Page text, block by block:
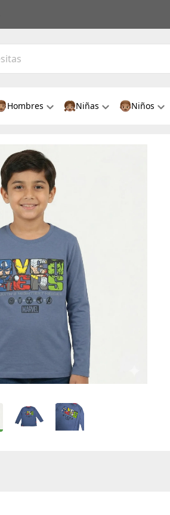
Hombres Niñas Niños